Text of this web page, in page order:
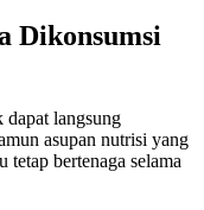
Dikonsumsi
dapat langsung
asupan nutrisi yang
tetap bertenaga selama